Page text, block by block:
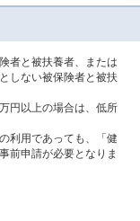
者と被扶養者、または
しない被保険者と被扶
円以上の場合は、低所
利用であっても、「健
前申請が必要となりま